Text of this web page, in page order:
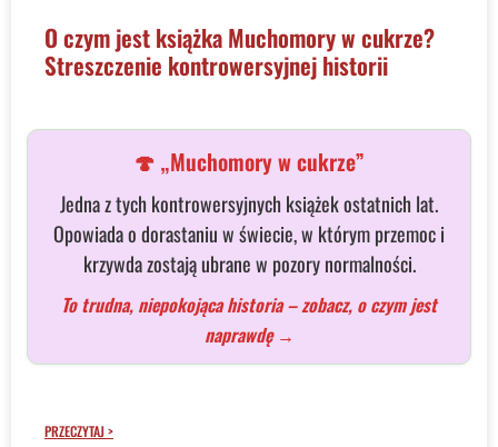
O czym jest książka Muchomory w cukrze?
Streszczenie kontrowersyjnej historii
🍄 „Muchomory w cukrze”
Jedna z tych kontrowersyjnych książek ostatnich lat.
Opowiada o dorastaniu w świecie, w którym przemoc i
krzywda zostają ubrane w pozory normalności.
To trudna, niepokojąca historia – zobacz, o czym jest
naprawdę →
PRZECZYTAJ >